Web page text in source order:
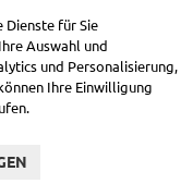
Dienste für Sie
Auswahl und
und Personalisierung,
Ihre Einwilligung